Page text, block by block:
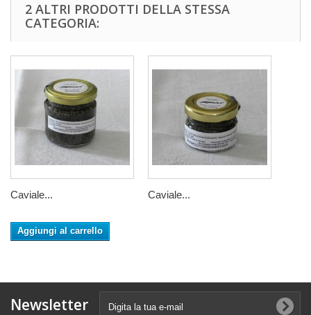
2 ALTRI PRODOTTI DELLA STESSA
CATEGORIA:
Caviale...
Aggiungi al carrello
Caviale...
Newsletter